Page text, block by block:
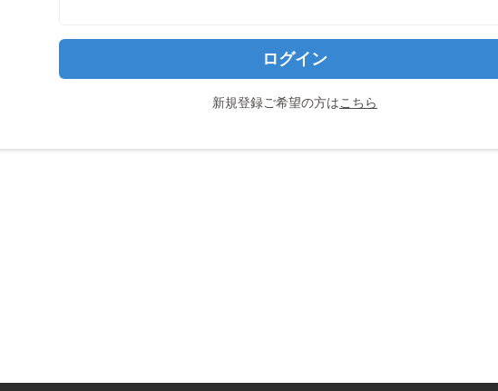
ログイン
新規登録ご希望の方はこちら